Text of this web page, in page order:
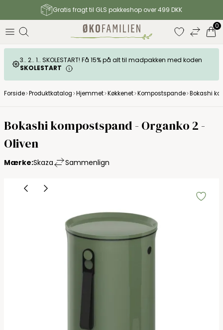
Gratis fragt til GLS pakkeshop over 499 DKK
0
3.. 2.. 1.. SKOLESTART! Få 15% på alt til madpakken med koden
SKOLESTART
Forside Produktkatalog Hjemmet Køkkenet Kompostspande Bokashi
Bokashi kompostspand - Organko 2 -
Oliven
Mærke:Skaza Sammenlign